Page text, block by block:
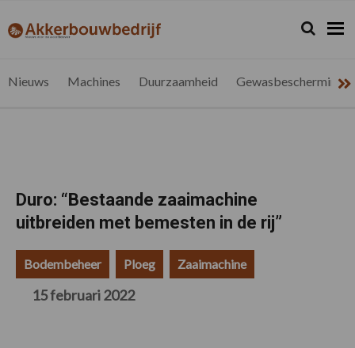
de
de
de
de
akkerbouwbedrijf.be
Nieuws
Zoeken...
Zoek
Nieuws Machines Duurzaamheid Gewasbescherming
Duro: “Bestaande zaaimachine
uitbreiden met bemesten in de rij”
Bodembeheer Ploeg Zaaimachine
15 februari 2022